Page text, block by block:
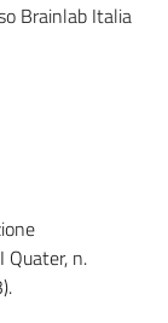
Brainlab Italia
Quater, n.